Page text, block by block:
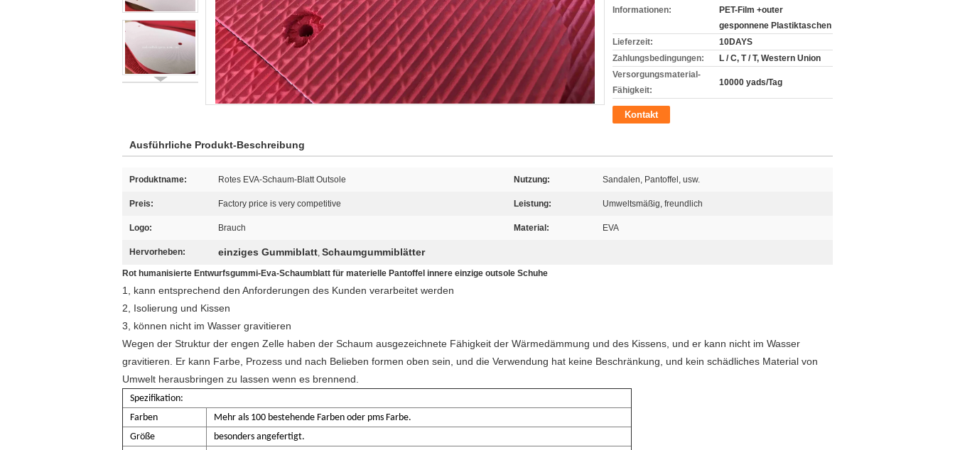
Informationen:
PET-Film +outer
gesponnene Plastiktaschen
Lieferzeit:
10DAYS
Zahlungsbedingungen:
L / C, T / T, Western Union
Versorgungsmaterial-
Fähigkeit:
10000 yads/Tag
Kontakt
Ausführliche Produkt-Beschreibung
Produktname: Rotes EVA-Schaum-Blatt Outsole Nutzung: Sandalen, Pantoffel, usw.
Preis: Factory price is very competitive Leistung: Umweltsmäßig, freundlich
Logo: Brauch Material: EVA
Hervorheben: einziges Gummiblatt, Schaumgummiblätter
Rot humanisierte Entwurfsgummi-Eva-Schaumblatt für materielle Pantoffel innere einzige outsole Schuhe
1, kann entsprechend den Anforderungen des Kunden verarbeitet werden
2, Isolierung und Kissen
3, können nicht im Wasser gravitieren
Wegen der Struktur der engen Zelle haben der Schaum ausgezeichnete Fähigkeit der Wärmedämmung und des Kissens, und er kann nicht im Wasser
gravitieren. Er kann Farbe, Prozess und nach Belieben formen oben sein, und die Verwendung hat keine Beschränkung, und kein schädliches Material von
Umwelt herausbringen zu lassen wenn es brennend.
Spezifikation:
Farben
Mehr als 100 bestehende Farben oder pms Farbe.
Größe
besonders angefertigt.